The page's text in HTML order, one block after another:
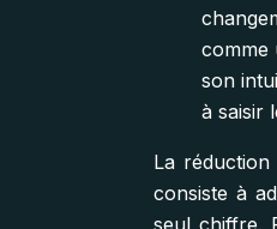
comme
son
à saisir
La réduction
consiste à
seul chiffre.